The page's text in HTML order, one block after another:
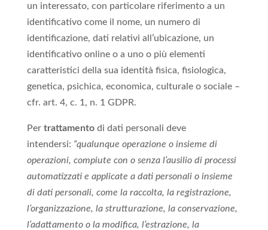
un interessato, con particolare riferimento a un
identificativo come il nome, un numero di
identificazione, dati relativi all’ubicazione, un
identificativo online o a uno o più elementi
caratteristici della sua identità fisica, fisiologica,
genetica, psichica, economica, culturale o sociale –
cfr. art. 4, c. 1, n. 1 GDPR.
Per trattamentodi dati personali deve
intendersi: “qualunque operazione o insieme di
operazioni, compiute con o senza l’ausilio di processi
automatizzati e applicate a dati personali o insieme
di dati personali, come la raccolta, la registrazione,
l’organizzazione, la strutturazione, la conservazione,
l’adattamento o la modifica, l’estrazione, la